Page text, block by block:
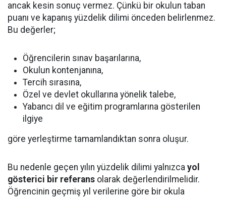
ancak kesin sonuç vermez. Çünkü bir okulun taban
puanı ve kapanış yüzdelik dilimi önceden belirlenmez.
Bu değerler;
Öğrencilerin sınav başarılarına,
Okulun kontenjanına,
Tercih sırasına,
Özel ve devlet okullarına yönelik talebe,
Yabancı dil ve eğitim programlarına gösterilen
ilgiye
göre yerleştirme tamamlandıktan sonra oluşur.
Bu nedenle geçen yılın yüzdelik dilimi yalnızca yol
gösterici bir referans olarak değerlendirilmelidir.
Öğrencinin geçmiş yıl verilerine göre bir okula